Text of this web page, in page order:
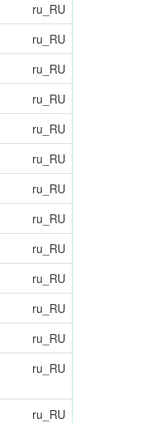
ru_RU
ru_RU
ru_RU
ru_RU
ru_RU
ru_RU
ru_RU
ru_RU
ru_RU
ru_RU
ru_RU
ru_RU
ru_RU
ru_RU